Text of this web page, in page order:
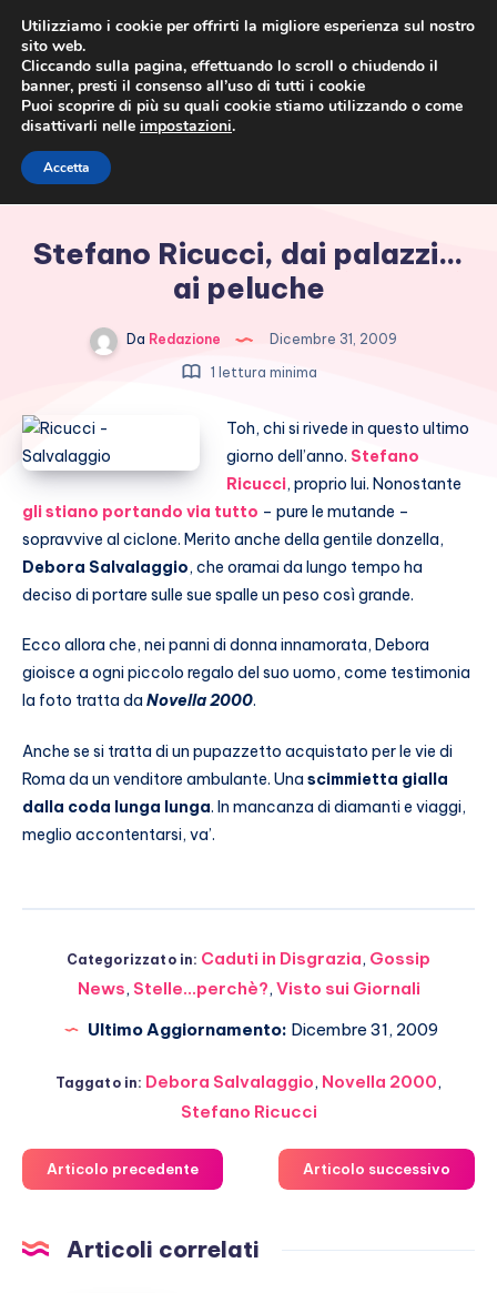
Stefano Ricucci, dai palazzi…
ai peluche
Da Redazione
Dicembre 31, 2009
1 lettura minima
Toh, chi si rivede in questo ultimo
giorno dell’anno. Stefano
Ricucci, proprio lui. Nonostante
gli stiano portando via tutto – pure le mutande –
sopravvive al ciclone. Merito anche della gentile donzella,
Debora Salvalaggio, che oramai da lungo tempo ha
deciso di portare sulle sue spalle un peso così grande.
Ecco allora che, nei panni di donna innamorata, Debora
gioisce a ogni piccolo regalo del suo uomo, come testimonia
la foto tratta da Novella 2000.
Anche se si tratta di un pupazzetto acquistato per le vie di
Roma da un venditore ambulante. Una scimmietta gialla
dalla coda lunga lunga. In mancanza di diamanti e viaggi,
meglio accontentarsi, va’.
Categorizzato in: Caduti in Disgrazia, Gossip
News, Stelle...perchè?, Visto sui Giornali
Ultimo Aggiornamento: Dicembre 31, 2009
Taggato in: Debora Salvalaggio, Novella 2000,
Stefano Ricucci
Articolo precedente Articolo successivo
Articoli correlati
Utilizziamo i cookie per offrirti la migliore esperienza sul nostro
sito web.
Cliccando sulla pagina, effettuando lo scroll o chiudendo il
banner, presti il consenso all’uso di tutti i cookie
Puoi scoprire di più su quali cookie stiamo utilizzando o come
disattivarli nelle impostazioni.
Accetta